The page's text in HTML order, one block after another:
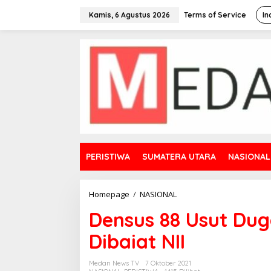
Kamis, 6 Agustus 2026 Terms of Service
PERISTIWA SUMATERA UTARA NASIONAL
Homepage / NASIONAL
n
s
u
s
8
Densus 88 Usut
Dibaiat NII
Medan News TV
7 Oktober 2021